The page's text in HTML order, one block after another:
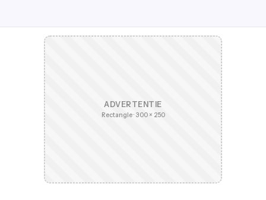
ADVERTENTIE
Rectangle · 300 × 250